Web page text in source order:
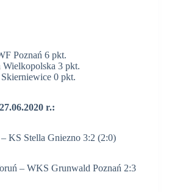
Poznań 6 pkt.
3 pkt.
0 pkt.
r.:
KS Stella Gniezno 3:2 (2:0)
– WKS Grunwald Poznań 2:3